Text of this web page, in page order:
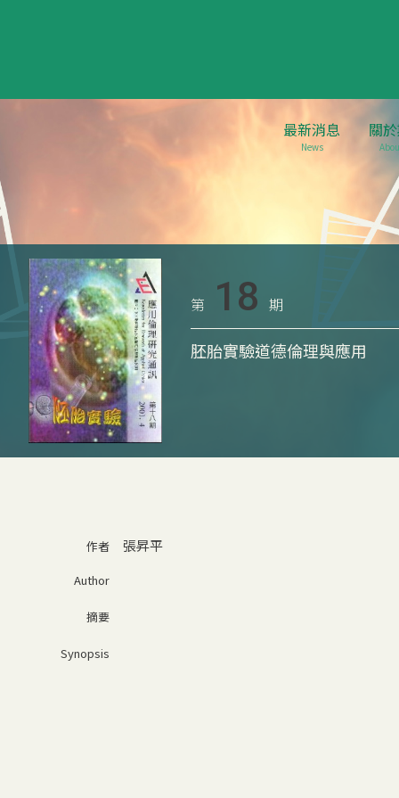
最新消息
News
關
第 18 期
胚胎實驗道德倫理與應用
作者 張昇平
Author
摘要
Synopsis